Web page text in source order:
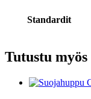
Standardit
Tutustu myös